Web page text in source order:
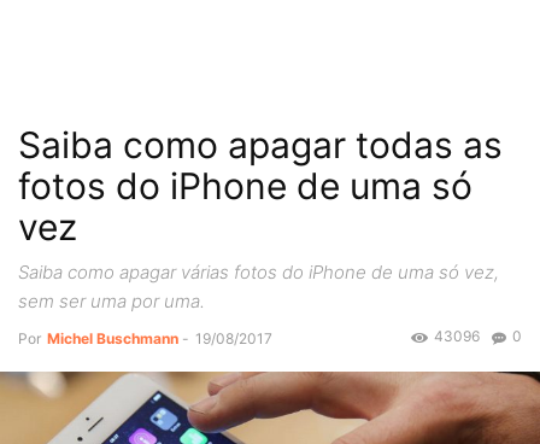
Saiba como apagar todas as
fotos do iPhone de uma só
vez
Saiba como apagar várias fotos do iPhone de uma só vez,
sem ser uma por uma.
Por Michel Buschmann - 19/08/2017 0
43096